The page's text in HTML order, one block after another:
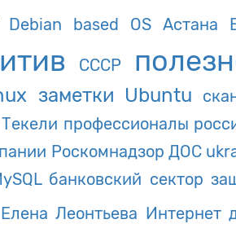
Debian based OS Астана
СССР
заметки Ubuntu
Текели профессионалы
Роскомнадзор ДОС
банковский сектор
Елена Леонтьева Интернет